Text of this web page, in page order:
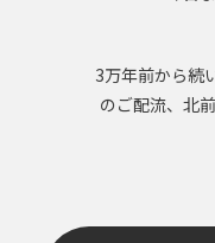
3万年前から続
のご配流、北